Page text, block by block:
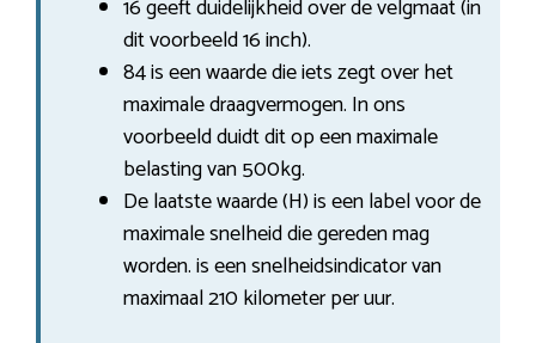
16 geeft duidelijkheid over de velgmaat (in
dit voorbeeld 16 inch).
84 is een waarde die iets zegt over het
maximale draagvermogen. In ons
voorbeeld duidt dit op een maximale
belasting van 500kg.
De laatste waarde (H) is een label voor de
maximale snelheid die gereden mag
worden. is een snelheidsindicator van
maximaal 210 kilometer per uur.